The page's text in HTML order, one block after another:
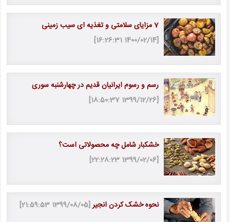
7 مزایای سلامتی و تغذیه ای سیب زمینی
[1400/02/14 16:26:31]
رسم و رسوم ایرانیان قدیم در چهارشنبه سوری
[1399/12/26 18:50:37]
خشکبار شامل چه محصولاتی است؟
[1399/02/06 22:28:23]
نحوه خشک کردن انجیر[1399/08/05 21:59:53]